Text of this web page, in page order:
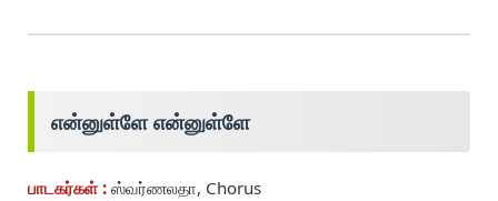
என்னுள்ளே என்னுள்ளே
பாடகர்கள் : ஸ்வர்ணலதா, Chorus